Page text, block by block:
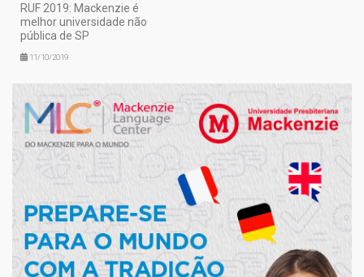
RUF 2019: Mackenzie é
melhor universidade não
pública de SP
11/10/2019